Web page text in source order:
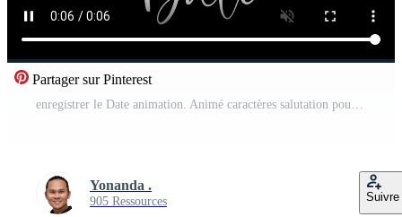
Partager sur Pinterest
enregistrer le Date animation. Animé caractères salutation pour mariage journée Vidéo Gratuite
Yonanda .
905 Ressources Suivre